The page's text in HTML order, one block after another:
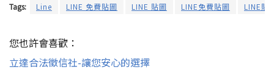
Tags: Line LINE 免費貼圖 LINE 貼圖 LINE免費貼圖 LINE貼
您也許會喜歡：
立達合法徵信社-讓您安心的選擇